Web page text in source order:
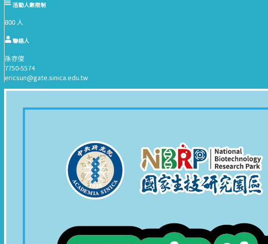
活動人數限制
800 人
聯絡人
孫亦俊
7750-5574
ericsun@gate.sinica.edu.tw